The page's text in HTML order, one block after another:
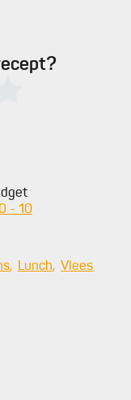
- 10
Lunch Vlees